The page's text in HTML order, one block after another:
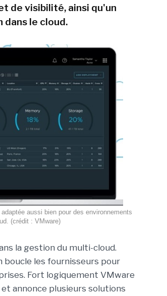
de visibilité, ainsi qu'un
dans le cloud.
aussi bien pour des environnements
(crédit : VMware)
la gestion du multi-cloud.
boucle les fournisseurs pour
Fort logiquement VMware
annonce plusieurs solutions